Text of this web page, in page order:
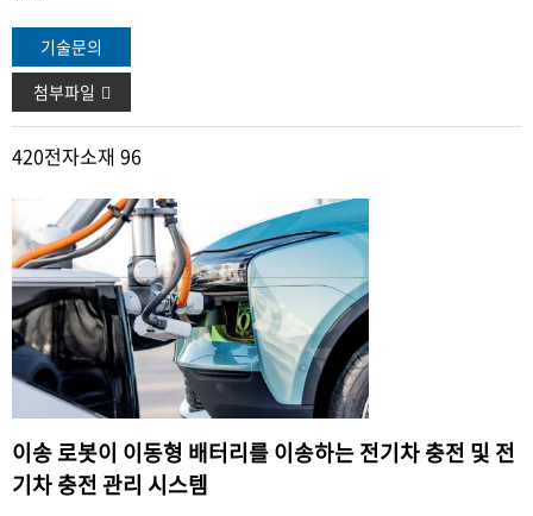
기술문의
첨부파일
420전자소재 96
이송 로봇이 이동형 배터리를 이송하는 전기차 충전 및 전
기차 충전 관리 시스템